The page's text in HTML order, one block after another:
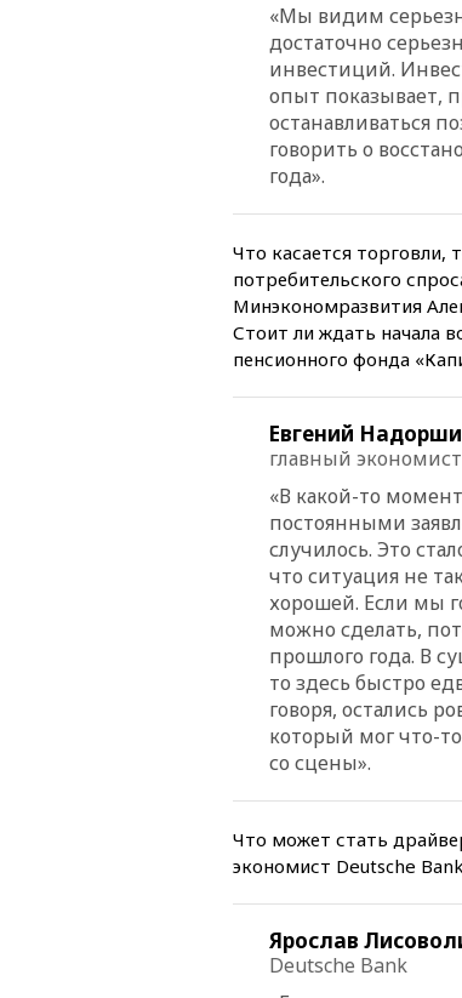
«Мы видим
достаточно
инвестиций.
опыт показывает,
останавливаться
говорить о
года».
Что касается торговли,
потребительского
Минэкономразвития
Стоит ли ждать начала
пенсионного фонда
Евгений
главный
«В какой-то
постоянными
случилось. Это
что ситуация не
хорошей. Если мы
можно сделать,
прошлого года. В
то здесь быстро
говоря, остались
который мог что-
со сцены».
Что может стать
экономист Deutsche
Ярослав
Deutsche Bank